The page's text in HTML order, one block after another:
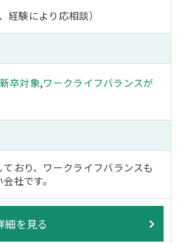
験により応相談）
卒対象,ワークライフバランスが
おり、ワークライフバランスも
社です。
細を見る